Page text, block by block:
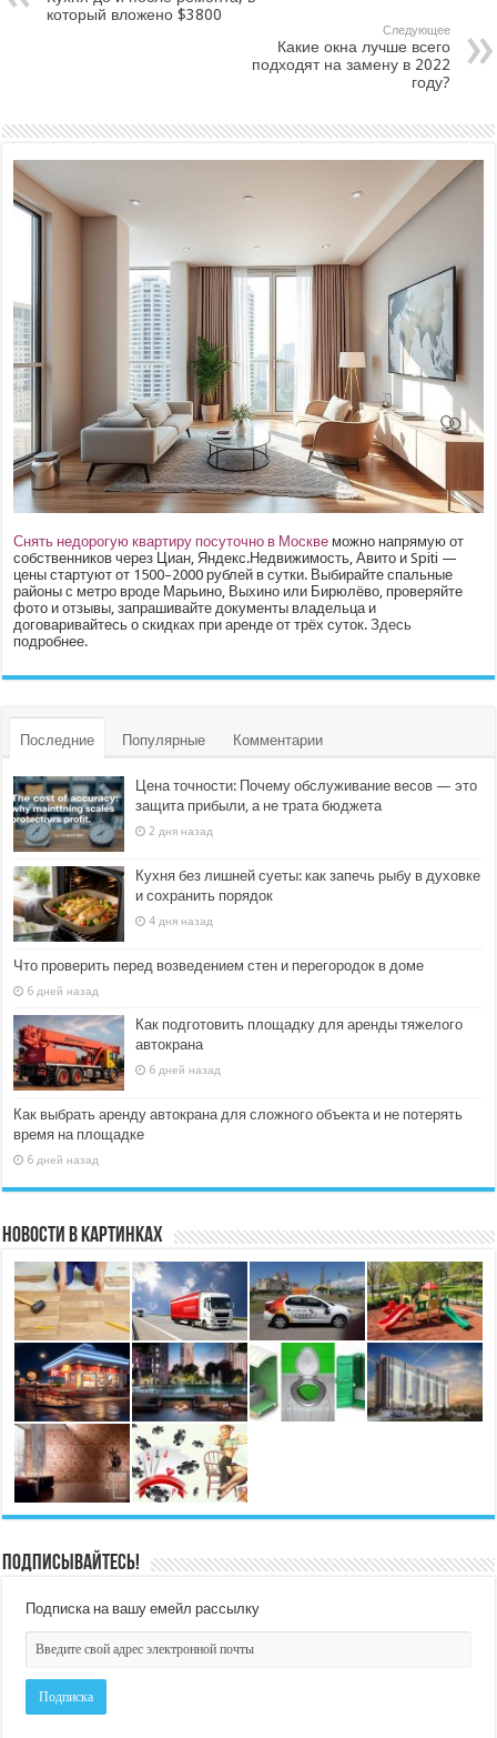
который вложено $3800
Следующее
Какие окна лучше всего
подходят на замену в 2022
году?
Снять недорогую квартиру посуточно в Москве можно напрямую от
собственников через Циан, Яндекс.Недвижимость, Авито и Spiti —
цены стартуют от 1500–2000 рублей в сутки. Выбирайте спальные
районы с метро вроде Марьино, Выхино или Бирюлёво, проверяйте
фото и отзывы, запрашивайте документы владельца и
договаривайтесь о скидках при аренде от трёх суток.Здесь
подробнее.
Последние Популярные Комментарии
Цена точности: Почему обслуживание весов — это
защита прибыли, а не трата бюджета
2 дня назад
Кухня без лишней суеты: как запечь рыбу в духовке
и сохранить порядок
4 дня назад
Что проверить перед возведением стен и перегородок в доме
6 дней назад
Как подготовить площадку для аренды тяжелого
автокрана
6 дней назад
Как выбрать аренду автокрана для сложного объекта и не потерять
время на площадке
6 дней назад
Новости в картинках
Подписывайтесь!
Подписка на вашу емейл рассылку